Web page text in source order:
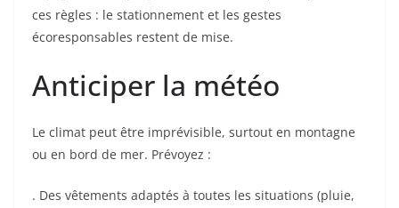
ces règles : le stationnement et les gestes
écoresponsables restent de mise.
Anticiper la météo
Le climat peut être imprévisible, surtout en montagne
ou en bord de mer. Prévoyez :
. Des vêtements adaptés à toutes les situations (pluie,